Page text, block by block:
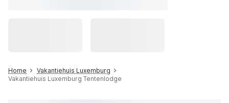
Home
Vakantiehuis Luxemburg
Vakantiehuis Luxemburg Tentenlodge